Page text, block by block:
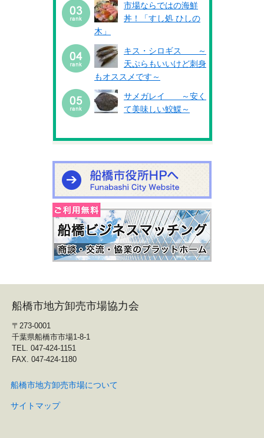
市場ならではの海鮮
丼！「すし処 ひしの
木」
キス・シロギス ～
天ぷらもいいけど刺身
もオススメです～
サメガレイ ～安く
て美味しい鮫鰈～
船橋市地方卸売市場協力会
〒273-0001
千葉県船橋市市場1-8-1
TEL. 047-424-1151
FAX. 047-424-1180
船橋市地方卸売市場について
サイトマップ